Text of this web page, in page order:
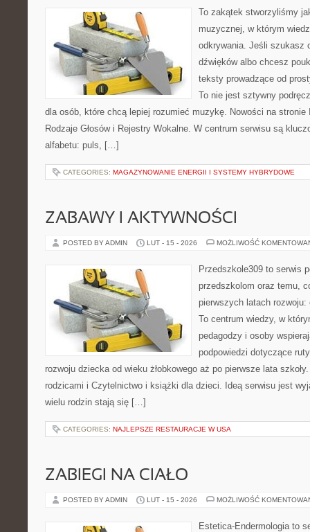
To zakątek stworzyliśmy
muzycznej, w którym
odkrywania. Jeśli szukasz
dźwięków albo chcesz
teksty prowadzące od
To nie jest sztywny
dla osób, które chcą lepiej rozumieć muzykę. Nowości na
Rodzaje Głosów i Rejestry Wokalne. W centrum serwisu są
alfabetu: puls, […]
CATEGORIES: MAGAZYNOWANIE ENERGII I SYSTEMY HYBRYDOWE
ZABAWY I AKTYWNOŚCI
POSTED BY ADMIN LUT - 15 - 2026 MOŻLIWOŚĆ
Przedszkole309 to serwis
przedszkolom oraz temu,
pierwszych latach
To centrum wiedzy, w
pedagodzy i osoby
podpowiedzi dotyczące
rozwoju dziecka od wieku żłobkowego aż po pierwsze lata
rodzicami i Czytelnictwo i książki dla dzieci. Ideą serwisu jest
wielu rodzin stają się […]
CATEGORIES: NAJLEPSZE RESTAURACJE W USA
ZABIEGI NA CIAŁO
POSTED BY ADMIN LUT - 15 - 2026 MOŻLIWOŚĆ
Estetica-Endermologia to